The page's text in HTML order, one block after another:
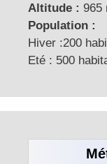
Altitude : 965
Population :
Hiver :200
Eté : 500